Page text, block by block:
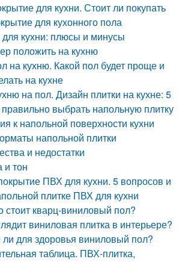
для кухни. Стоит ли покупать
для кухонного пола
кухни: плюсы и минусы
положить на кухню
на кухню. Какой пол будет проще и
на кухне
на пол. Дизайн плитки на кухне: 5
правильно выбрать напольную плитку
к напольной поверхности кухни
напольной плитки
и недостатки
и тон
ПВХ для кухни. 5 вопросов и
плитке ПВХ для кухни
стоит кварц-виниловый пол?
виниловая плитка в интерьере?
для здоровья виниловый пол?
таблица. ПВХ-плитка,